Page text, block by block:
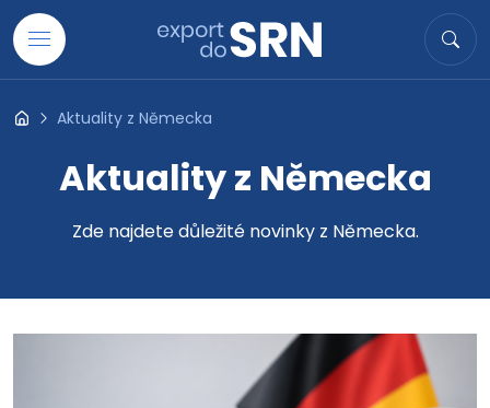
Přejít na obsah
Hledat
Aktuality z Německa
Aktuality z Německa
Zde najdete důležité novinky z Německa.